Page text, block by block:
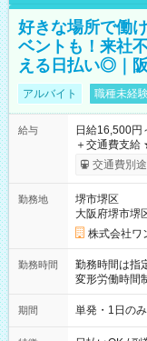
好きな場所で働
ベントも！来社
える日払い◎｜阪
アルバイト 職種未経
給与
日給16,500円
＋交通費支給 ★交通費全額支給！ ★日払いOK！（規定あり） ┗
働いたその
交通費別
勤務地
堺市堺区
大阪府堺市堺
株式会社ワ
勤務時間
勤務時間は指
変形労働時間制 想定
00～20：00
期間 単発・1日の